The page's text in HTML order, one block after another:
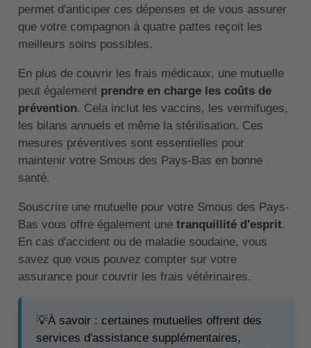
permet d'anticiper ces dépenses et de vous assurer
que votre compagnon à quatre pattes reçoit les
meilleurs soins possibles.
En plus de couvrir les frais médicaux, une mutuelle
peut également prendre en charge les coûts de
prévention. Cela inclut les vaccins, les vermifuges,
les bilans annuels et même la stérilisation. Ces
mesures préventives sont essentielles pour
maintenir votre Smous des Pays-Bas en bonne
santé.
Souscrire une mutuelle pour votre Smous des Pays-
Bas vous offre également une tranquillité d'esprit.
En cas d'accident ou de maladie soudaine, vous
savez que vous pouvez compter sur votre
assurance pour couvrir les frais vétérinaires.
💡À savoir : certaines mutuelles offrent des
services d'assistance supplémentaires,